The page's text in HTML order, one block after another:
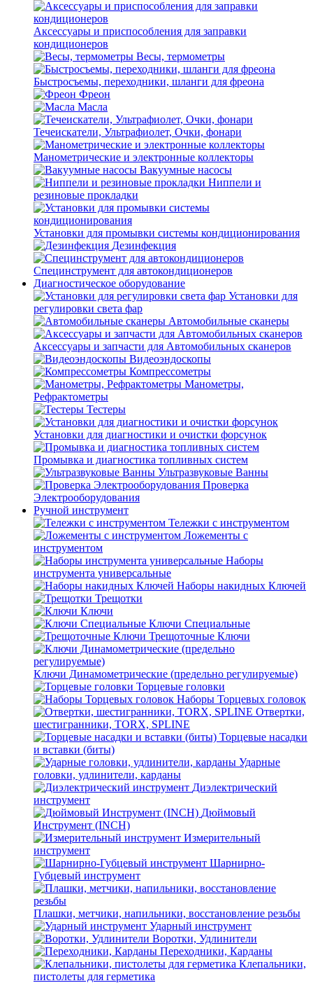
Аксессуары и приспособления для заправки
кондиционеров
Весы, термометры
Быстросъемы, переходники, шланги для фреона
Фреон
Масла
Течеискатели, Ультрафиолет, Очки, фонари
Манометрические и электронные коллекторы
Вакуумные насосы
Ниппели и
резиновые прокладки
Установки для промывки системы кондиционирования
Дезинфекция
Специнструмент для автокондиционеров
Диагностическое оборудование
Установки для
регулировки света фар
Автомобильные сканеры
Аксессуары и запчасти для Автомобильных сканеров
Видеоэндоскопы
Компрессометры
Манометры,
Рефрактометры
Тестеры
Установки для диагностики и очистки форсунок
Промывка и диагностика топливных систем
Ультразвуковые Ванны
Проверка
Электрооборудования
Ручной инструмент
Тележки с инструментом
Ложементы с
инструментом
Наборы
инструмента универсальные
Наборы накидных Ключей
Трещотки
Ключи
Ключи Специальные
Трещоточные Ключи
Ключи Динамометрические (предельно регулируемые)
Торцевые головки
Наборы Торцевых головок
Отвертки,
шестигранники, TORX, SPLINE
Торцевые насадки
и вставки (биты)
Ударные
головки, удлинители, карданы
Диэлектрический
инструмент
Дюймовый
Инструмент (INCH)
Измерительный
инструмент
Шарнирно-
Губцевый инструмент
Плашки, метчики, напильники, восстановление резьбы
Ударный инструмент
Воротки, Удлинители
Переходники, Карданы
Клепальники,
пистолеты для герметика